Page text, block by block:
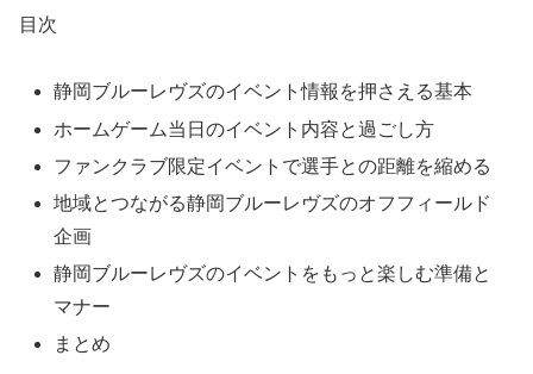
目次
静岡ブルーレヴズのイベント情報を押さえる基本
ホームゲーム当日のイベント内容と過ごし方
ファンクラブ限定イベントで選手との距離を縮める
地域とつながる静岡ブルーレヴズのオフフィールド
企画
静岡ブルーレヴズのイベントをもっと楽しむ準備と
マナー
まとめ